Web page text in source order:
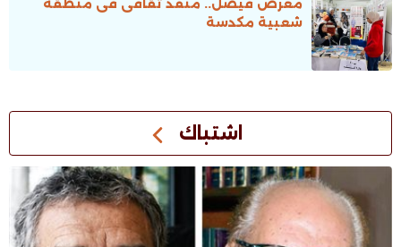
معرض فيصل.. منفذ ثقافى فى منطقة
شعبية مكدسة
اشتباك